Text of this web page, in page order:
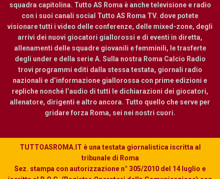
squadra capitolina. Tutto AS Roma è anche televisione e radio
con i suoi canali social Tutto AS Roma TV. dove potete
visionare tutti i video delle conferenze, delle mixed-zone, degli
arrivi dei nuovi giocatori giallorossi e di eventi in diretta,
allenamenti delle squadre giovanili e femminili, le trasferte
degli under e della serie A. Sulla nostra Roma Calcio Radio
trovi programmi editi dalla stessa testata, giornali radio
nazionali e d’informazione giallorossa con prime edizioni e
repliche nonché l’audio di tutti le dichiarazioni dei giocatori,
allenatore, dirigenti e altro ancora. Tutto quello che serve per
gridare forza Roma, sei nei nostri cuori.
TUTTOASROMA.IT è una testata giornalistica iscritta al
tribunale di Roma
Sez. stampa con autorizzazione n° 305/2010 del 14 luglio e